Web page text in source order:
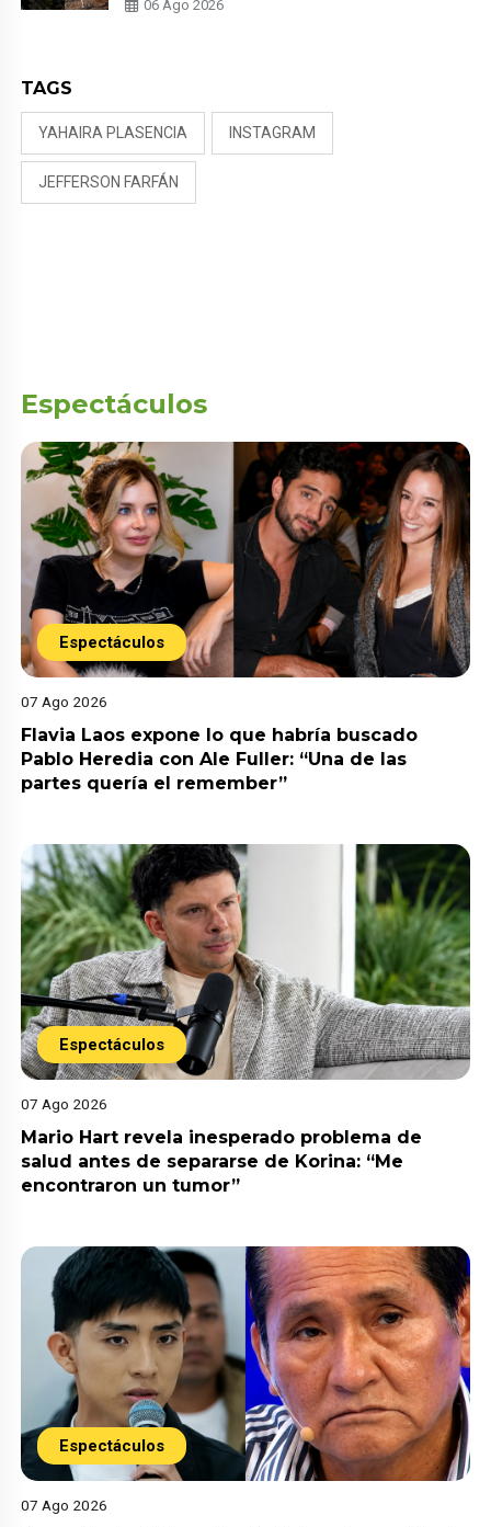
06 Ago 2026
TAGS
YAHAIRA PLASENCIA INSTAGRAM
JEFFERSON FARFÁN
Espectáculos
Espectáculos
07 Ago 2026
Flavia Laos expone lo que habría buscado
Pablo Heredia con Ale Fuller: “Una de las
partes quería el remember”
Espectáculos
07 Ago 2026
Mario Hart revela inesperado problema de
salud antes de separarse de Korina: “Me
encontraron un tumor”
Espectáculos
07 Ago 2026